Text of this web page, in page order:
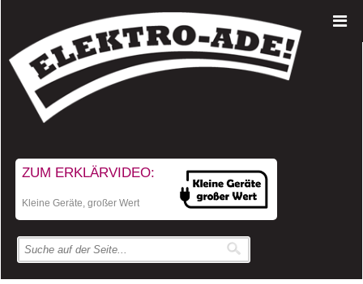
ZUM ERKLÄRVIDEO:
Kleine Geräte, großer Wert